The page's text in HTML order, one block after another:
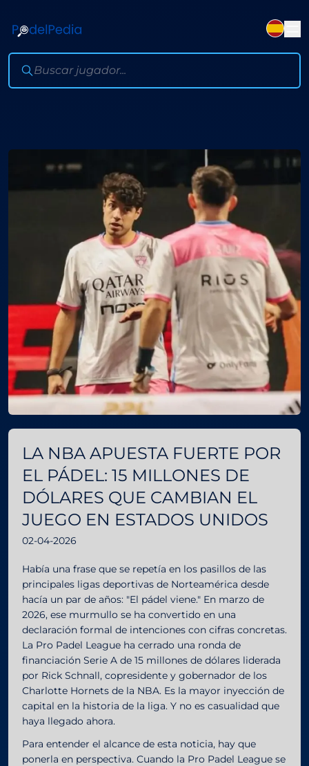
LA NBA APUESTA FUERTE POR
EL PÁDEL: 15 MILLONES DE
DÓLARES QUE CAMBIAN EL
JUEGO EN ESTADOS UNIDOS
02-04-2026
Había una frase que se repetía en los pasillos de las
principales ligas deportivas de Norteamérica desde
hacía un par de años: "El pádel viene." En marzo de
2026, ese murmullo se ha convertido en una
declaración formal de intenciones con cifras concretas.
La Pro Padel League ha cerrado una ronda de
financiación Serie A de 15 millones de dólares liderada
por Rick Schnall, copresidente y gobernador de los
Charlotte Hornets de la NBA. Es la mayor inyección de
capital en la historia de la liga. Y no es casualidad que
haya llegado ahora.
Para entender el alcance de esta noticia, hay que
ponerla en perspectiva. Cuando la Pro Padel League se